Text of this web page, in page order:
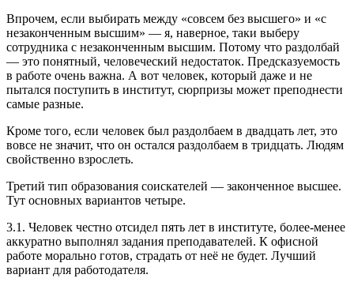
Впрочем, если выбирать между «совсем без высшего» и «с
незаконченным высшим» — я, наверное, таки выберу
сотрудника с незаконченным высшим. Потому что раздолбай
— это понятный, человеческий недостаток. Предсказуемость
в работе очень важна. А вот человек, который даже и не
пытался поступить в институт, сюрпризы может преподнести
самые разные.
Кроме того, если человек был раздолбаем в двадцать лет, это
вовсе не значит, что он остался раздолбаем в тридцать. Людям
свойственно взрослеть.
Третий тип образования соискателей — законченное высшее.
Тут основных вариантов четыре.
3.1. Человек честно отсидел пять лет в институте, более-менее
аккуратно выполнял задания преподавателей. К офисной
работе морально готов, страдать от неё не будет. Лучший
вариант для работодателя.